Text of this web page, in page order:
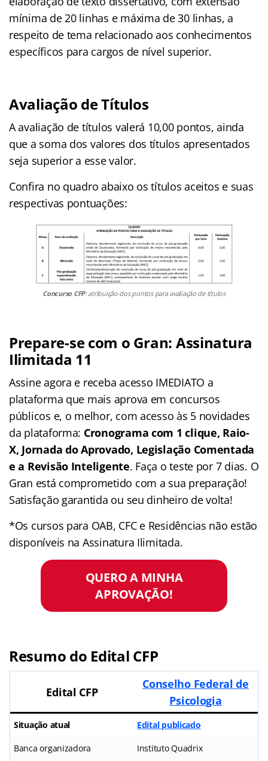
mínima de 20 linhas e máxima de 30 linhas, a
respeito de tema relacionado aos conhecimentos
específicos para cargos de nível superior.
Avaliação de Títulos
A avaliação de títulos valerá 10,00 pontos, ainda
que a soma dos valores dos títulos apresentados
seja superior a esse valor.
Confira no quadro abaixo os títulos aceitos e suas
respectivas pontuações:
Concurso CFP: atribuição dos pontos para avaliação de títulos
Prepare-se com o Gran: Assinatura
Ilimitada 11
Assine agora e receba acesso IMEDIATO a
plataforma que mais aprova em concursos
públicos e, o melhor, com acesso às 5 novidades
da plataforma: Cronograma com 1 clique, Raio-
X, Jornada do Aprovado, Legislação Comentada
e a Revisão Inteligente. Faça o teste por 7 dias. O
Gran está comprometido com a sua preparação!
Satisfação garantida ou seu dinheiro de volta!
*Os cursos para OAB, CFC e Residências não estão
disponíveis na Assinatura Ilimitada.
QUERO A MINHA
APROVAÇÃO!
Resumo do Edital CFP
Edital CFP
Conselho Federal de
Psicologia
Situação atual Edital publicado
Banca organizadora Instituto Quadrix